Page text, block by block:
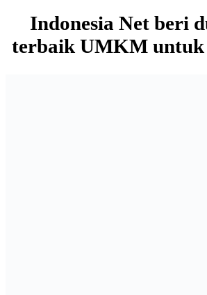
Indonesia Net beri
terbaik UMKM